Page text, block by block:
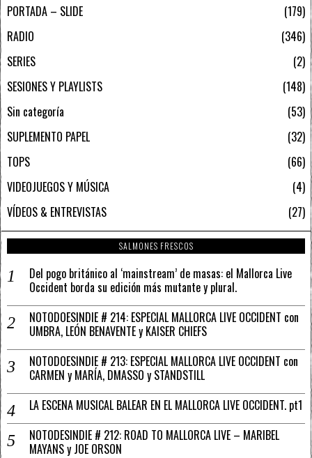
PORTADA – SLIDE
179
RADIO
346
SERIES
2
SESIONES Y PLAYLISTS
148
Sin categoría
53
SUPLEMENTO PAPEL
32
TOPS
66
VIDEOJUEGOS Y MÚSICA
4
VÍDEOS & ENTREVISTAS
27
SALMONES FRESCOS
Del pogo británico al ‘mainstream’ de masas: el Mallorca Live
Occident borda su edición más mutante y plural.
NOTODOESINDIE # 214: ESPECIAL MALLORCA LIVE OCCIDENT con
UMBRA, LEÓN BENAVENTE y KAISER CHIEFS
NOTODOESINDIE # 213: ESPECIAL MALLORCA LIVE OCCIDENT con
CARMEN y MARÍA, DMASSO y STANDSTILL
LA ESCENA MUSICAL BALEAR EN EL MALLORCA LIVE OCCIDENT. pt1
NOTODESINDIE # 212: ROAD TO MALLORCA LIVE – MARIBEL
MAYANS y JOE ORSON